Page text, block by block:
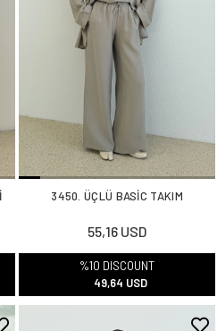
3450. ÜÇLÜ BASİC TAKIM
55,16 USD
%10 DISCOUNT
49,64 USD